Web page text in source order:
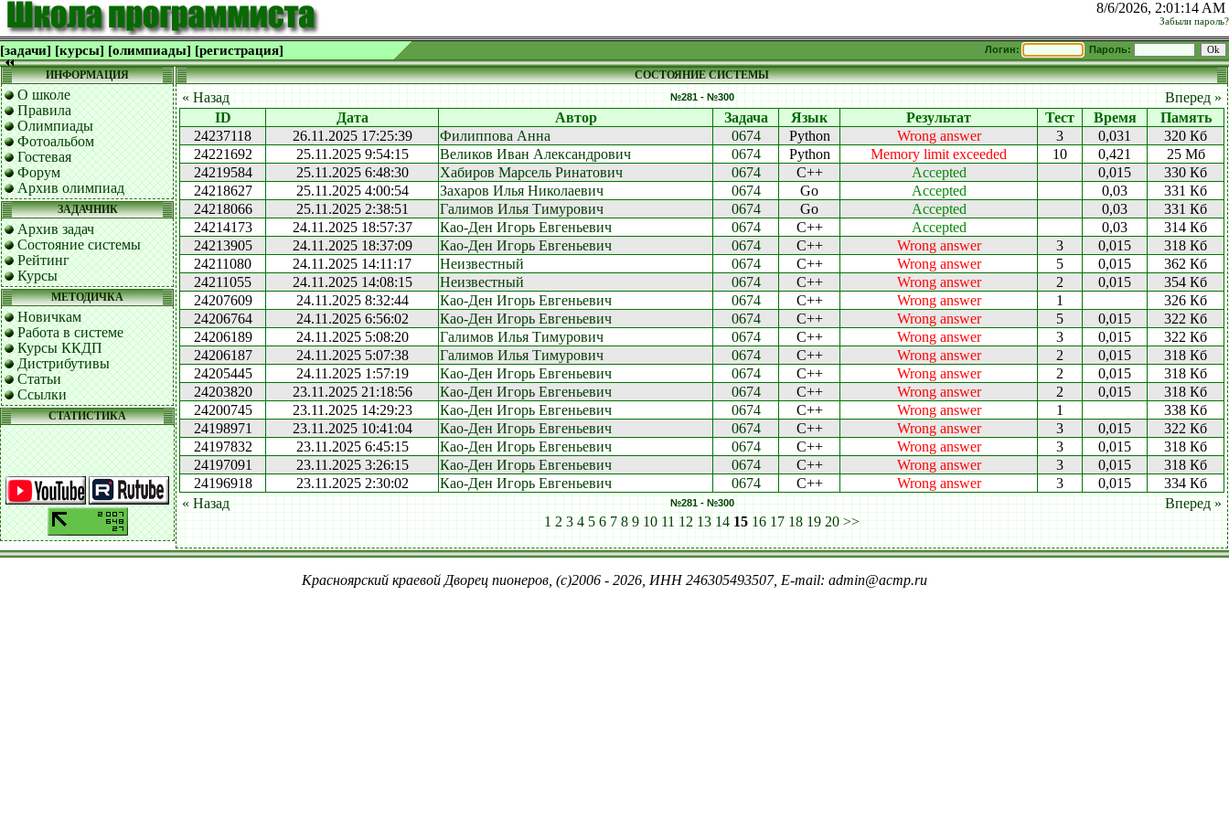
8/6/2026, 2:01:14 AM
Забыли пароль?
[задачи] [курсы] [олимпиады] [регистрация] Логин: Пароль:
ИНФОРМАЦИЯ
О школе
Правила
Олимпиады
Фотоальбом
Гостевая
Форум
Архив олимпиад
ЗАДАЧНИК
Архив задач
Состояние системы
Рейтинг
Курсы
МЕТОДИЧКА
Новичкам
Работа в системе
Курсы ККДП
Дистрибутивы
Статьи
Ссылки
СТАТИСТИКА
СОСТОЯНИЕ СИСТЕМЫ
« Назад №281 - №300
Вперед »
ID
Дата Автор Задача Язык Результат Тест Время
Память
24237118
26.11.2025 17:25:39 Филиппова Анна 0674 Python Wrong answer 3 0,031
320 Кб
24221692
25.11.2025 9:54:15 Великов Иван Александрович 0674 Python Memory limit exceeded 10 0,421
25 Мб
24219584
25.11.2025 6:48:30 Хабиров Марсель Ринатович 0674 C++ Accepted 0,015
330 Кб
24218627
25.11.2025 4:00:54 Захаров Илья Николаевич 0674 Go Accepted 0,03
331 Кб
24218066
25.11.2025 2:38:51 Галимов Илья Тимурович 0674 Go Accepted 0,03
331 Кб
24214173
24.11.2025 18:57:37 Као-Ден Игорь Евгеньевич 0674 C++ Accepted 0,03
314 Кб
24213905
24.11.2025 18:37:09 Као-Ден Игорь Евгеньевич 0674 C++ Wrong answer 3 0,015
318 Кб
24211080
24.11.2025 14:11:17 Неизвестный 0674 C++ Wrong answer 5 0,015
362 Кб
24211055
24.11.2025 14:08:15 Неизвестный 0674 C++ Wrong answer 2 0,015
354 Кб
24207609
24.11.2025 8:32:44 Као-Ден Игорь Евгеньевич 0674 C++ Wrong answer 1
326 Кб
24206764
24.11.2025 6:56:02 Као-Ден Игорь Евгеньевич 0674 C++ Wrong answer 5 0,015
322 Кб
24206189
24.11.2025 5:08:20 Галимов Илья Тимурович 0674 C++ Wrong answer 3 0,015
322 Кб
24206187
24.11.2025 5:07:38 Галимов Илья Тимурович 0674 C++ Wrong answer 2 0,015
318 Кб
24205445
24.11.2025 1:57:19 Као-Ден Игорь Евгеньевич 0674 C++ Wrong answer 2 0,015
318 Кб
24203820
23.11.2025 21:18:56 Као-Ден Игорь Евгеньевич 0674 C++ Wrong answer 2 0,015
318 Кб
24200745
23.11.2025 14:29:23 Као-Ден Игорь Евгеньевич 0674 C++ Wrong answer 1
338 Кб
24198971
23.11.2025 10:41:04 Као-Ден Игорь Евгеньевич 0674 C++ Wrong answer 3 0,015
322 Кб
24197832
23.11.2025 6:45:15 Као-Ден Игорь Евгеньевич 0674 C++ Wrong answer 3 0,015
318 Кб
24197091
23.11.2025 3:26:15 Као-Ден Игорь Евгеньевич 0674 C++ Wrong answer 3 0,015
318 Кб
24196918
23.11.2025 2:30:02 Као-Ден Игорь Евгеньевич 0674 C++ Wrong answer 3 0,015
334 Кб
« Назад
№281 - №300
Вперед »
1 2 3 4 5 6 7 8 9 10 11 12 13 14 15 16 17 18 19 20 >>
Красноярский краевой Дворец пионеров, (c)2006 - 2026, ИНН 246305493507, E-mail: admin@acmp.ru